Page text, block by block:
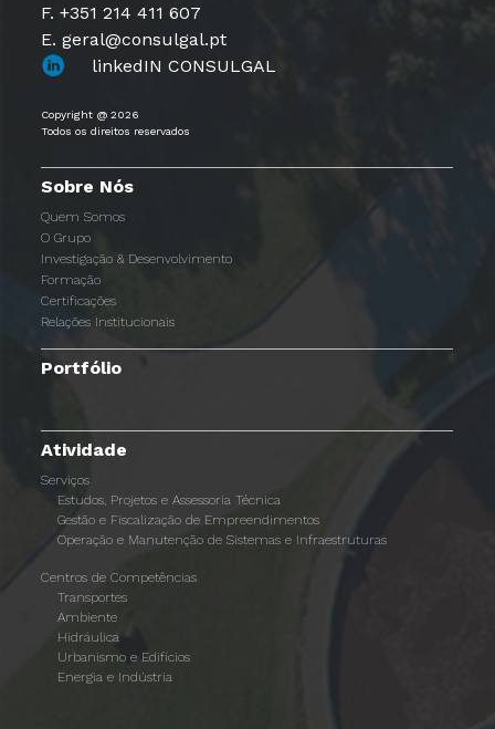
F. +351 214 411 607
E. geral@consulgal.pt
linkedIN CONSULGAL
Copyright @ 2026
Todos os direitos reservados
Sobre Nós
Quem Somos
O Grupo
Investigação & Desenvolvimento
Formação
Certificações
Relações Institucionais
Portfólio
Atividade
Serviços
Estudos, Projetos e Assessoria Técnica
Gestão e Fiscalização de Empreendimentos
Operação e Manutenção de Sistemas e Infraestruturas
Centros de Competências
Transportes
Ambiente
Hidráulica
Urbanismo e Edifícios
Energia e Indústria